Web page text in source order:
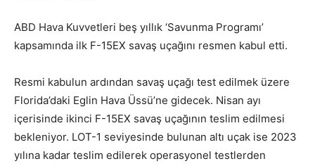
ABD Hava Kuvvetleri beş yıllık ‘Savunma Programı’
kapsamında ilk F-15EX savaş uçağını resmen kabul etti.
Resmi kabulun ardından savaş uçağı test edilmek üzere
Florida’daki Eglin Hava Üssü’ne gidecek. Nisan ayı
içerisinde ikinci F-15EX savaş uçağının teslim edilmesi
bekleniyor. LOT-1 seviyesinde bulunan altı uçak ise 2023
yılına kadar teslim edilerek operasyonel testlerden